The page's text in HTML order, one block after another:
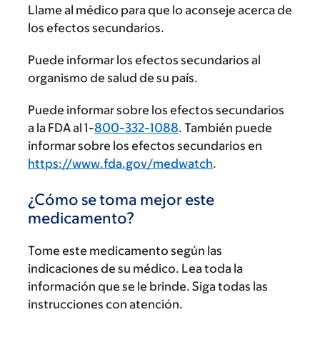
Llame al médico para que lo aconseje acerca de
los efectos secundarios.
Puede informar los efectos secundarios al
organismo de salud de su país.
Puede informar sobre los efectos secundarios
a la FDA al 1-800-332-1088. También puede
informar sobre los efectos secundarios en
https://www.fda.gov/medwatch.
¿Cómo se toma mejor este
medicamento?
Tome este medicamento según las
indicaciones de su médico. Lea toda la
información que se le brinde. Siga todas las
instrucciones con atención.